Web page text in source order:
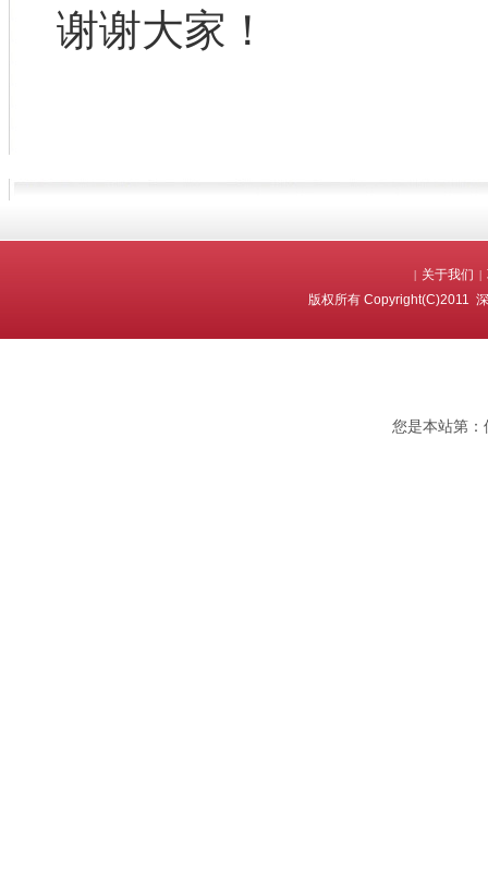
谢谢大家！
| 关于我们 |
版权所有 Copyright(C)2011
您是本站第：